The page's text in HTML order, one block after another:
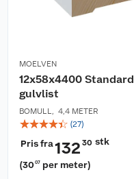
MOELVEN
12x58x4400 Standard
gulvlist
BOMULL 4,4 METER
☆☆☆☆☆ (27)
Pris fra132 30 stk
(3007 per meter)